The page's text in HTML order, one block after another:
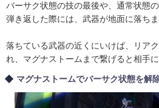
バーサク状態の技の最後や、通常状態
弾き返した際には、武器が地面に落ちま
落ちている武器の近くにいけば、リア
れ、マグナストームまで繋げると相手
マグナストームでバーサク状態を解